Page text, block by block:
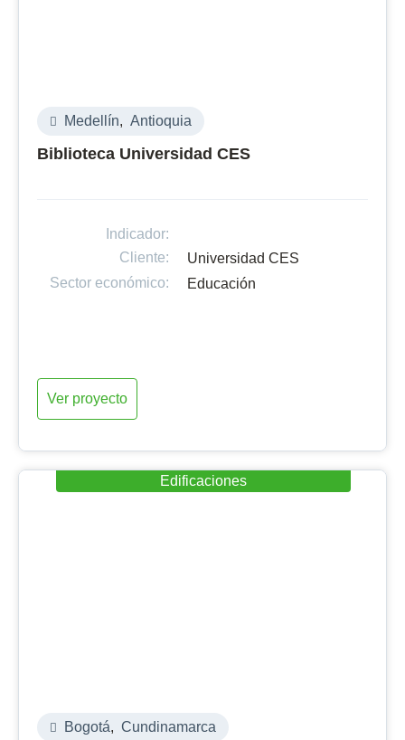
Medellín, Antioquia
Biblioteca Universidad CES
Indicador:
Cliente:
Universidad CES
Sector económico:
Educación
Ver proyecto
Edificaciones
Bogotá, Cundinamarca